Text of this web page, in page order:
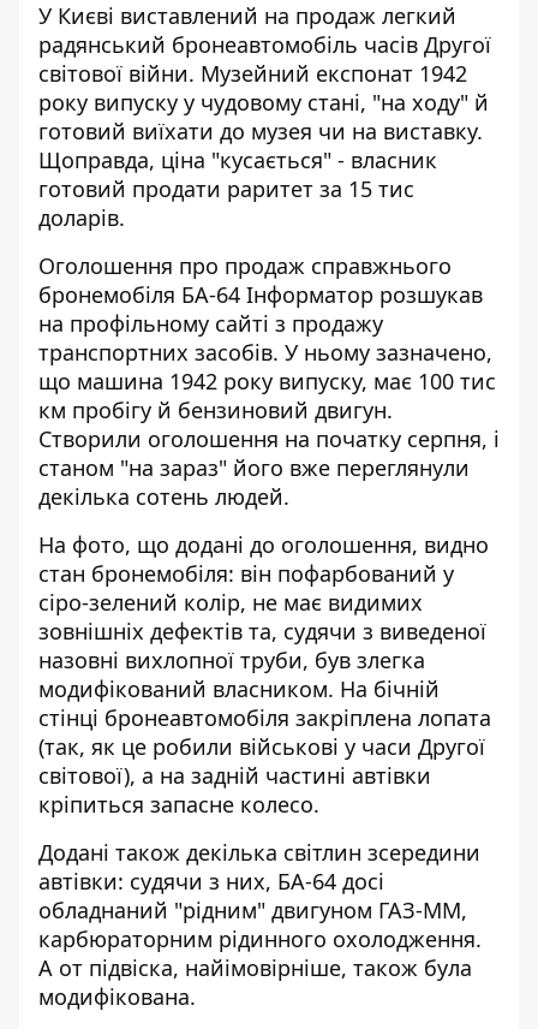
У Києві виставлений на продаж легкий
радянський бронеавтомобіль часів Другої
світової війни. Музейний експонат 1942
року випуску у чудовому стані, "на ходу" й
готовий виїхати до музея чи на виставку.
Щоправда, ціна "кусається" - власник
готовий продати раритет за 15 тис
доларів.
Оголошення про продаж справжнього
бронемобіля БА-64 Інформатор розшукав
на профільному сайті з продажу
транспортних засобів. У ньому зазначено,
що машина 1942 року випуску, має 100 тис
км пробігу й бензиновий двигун.
Створили оголошення на початку серпня, і
станом "на зараз" його вже переглянули
декілька сотень людей.
На фото, що додані до оголошення, видно
стан бронемобіля: він пофарбований у
сіро-зелений колір, не має видимих
зовнішніх дефектів та, судячи з виведеної
назовні вихлопної труби, був злегка
модифікований власником. На бічній
стінці бронеавтомобіля закріплена лопата
(так, як це робили військові у часи Другої
світової), а на задній частині автівки
кріпиться запасне колесо.
Додані також декілька світлин зсередини
автівки: судячи з них, БА-64 досі
обладнаний "рідним" двигуном ГАЗ-ММ,
карбюраторним рідинного охолодження.
А от підвіска, найімовірніше, також була
модифікована.